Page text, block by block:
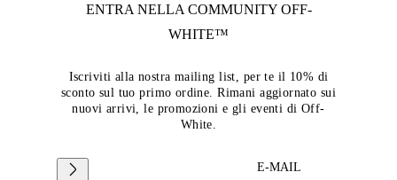
ENTRA NELLA COMMUNITY OFF-
WHITE™
Iscriviti alla nostra mailing list, per te il 10% di
sconto sul tuo primo ordine. Rimani aggiornato sui
nuovi arrivi, le promozioni e gli eventi di Off-
White.
E-MAIL